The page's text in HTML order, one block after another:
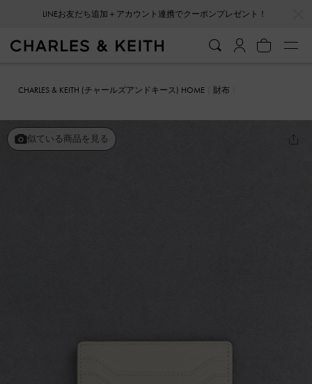
LINEお友だち追加＋アカウント連携でクーポンプレゼント！
CHARLES & KEITH (チャールズアンドキース) HOME
財布
似ている商品を見る